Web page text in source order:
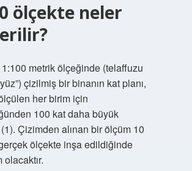
ölçekte neler
metrik ölçeğinde (telaffuzu
çizilmiş bir binanın kat planı,
her birim için
100 kat daha büyük
Çizimden alınan bir ölçüm 10
ölçekte inşa edildiğinde
olacaktır.